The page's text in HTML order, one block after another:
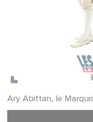
Ary Abittan, le